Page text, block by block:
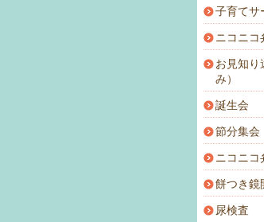
子育てサ
ニコニコ
お見知り
み）
誕生会
節分集会
ニコニコ
餅つき鏡
尿検査